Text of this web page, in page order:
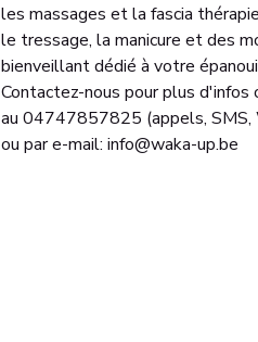
les massages et la fascia
le tressage, la manicure et des
bienveillant dédié à votre
Contactez-nous pour plus d'infos
au 04747857825 (appels, SMS,
ou par e-mail: info@waka-up.be